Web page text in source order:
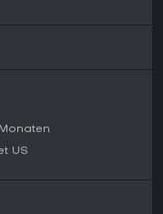
US